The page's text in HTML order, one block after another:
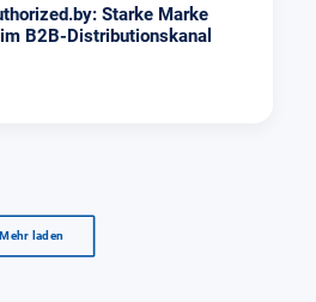
Starke Marke
B2B-Distributionskanal
Mehr laden